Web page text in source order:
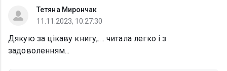
Тетяна Мирончак
11.11.2023, 10:27:30
Дякую за цікаву книгу,.... читала легко і з
задоволенням...